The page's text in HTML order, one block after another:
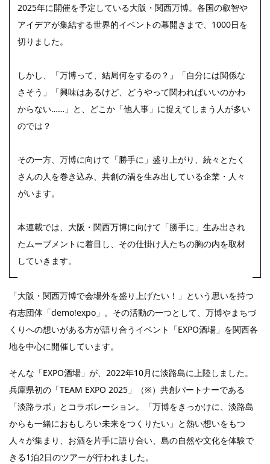
2025年に開催を予定している大阪・関西万博。各国の叡智や
アイデアが集結する世界的イベントの幕開きまで、1000日を
切りました。
しかし、「万博って、結局何をするの？」「自分には関係な
さそう」「興味はあるけど、どうやって関わればいいのかわ
からない……」と、どこか「他人事」に捉えてしまう人が多い
のでは？
その一方、万博に向けて「勝手に」盛り上がり、続々とたく
さんの人を巻き込み、共創の渦を生み出している企業・人々
がいます。
本連載では、大阪・関西万博に向けて「勝手に」生み出され
たムーブメントに着目し、その仕掛け人たちの胸の内を取材
していきます。
「大阪・関西万博で会場外を盛り上げたい！」という思いを持つ
有志団体「demo!expo」。その活動の一つとして、万博やまちづ
くりへの想いがある方が語り合うイベント「EXPO酒場」を関西各
地を中心に開催しています。
そんな「EXPO酒場」が、2022年10月に淡路島に上陸しました。
兵庫県初の「TEAM EXPO 2025」（※）共創パートナーである
「淡路ラボ」とコラボレーション。「万博をきっかけに、淡路島
からも一緒におもしろい未来をつくりたい」と熱い想いをもつ
人々が集まり、お酒を片手に語り合い、島の自然や文化を体験で
きる1泊2日のツアーが行われました。